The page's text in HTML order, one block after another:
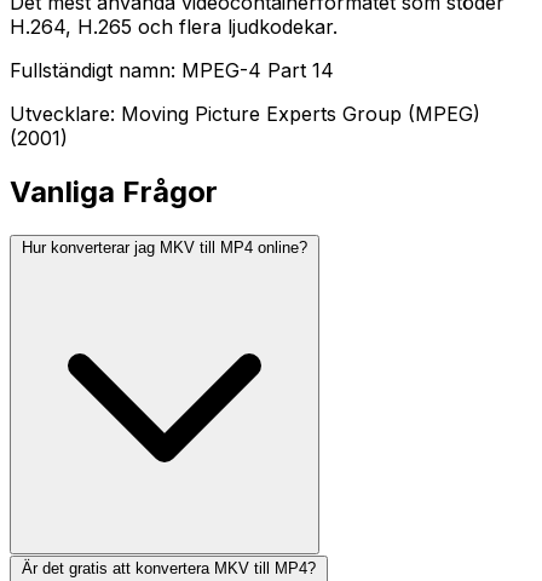
H.264, H.265 och flera ljudkodekar.
Fullständigt namn: MPEG-4 Part 14
Utvecklare: Moving Picture Experts Group (MPEG)
(2001)
Vanliga Frågor
Hur konverterar jag MKV till MP4 online?
Är det gratis att konvertera MKV till MP4?